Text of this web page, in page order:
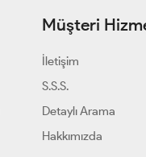
Müşteri
İletişim
S.S.S.
Detaylı Arama
Hakkımızda